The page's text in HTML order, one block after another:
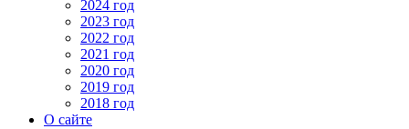
2024 год
2023 год
2022 год
2021 год
2020 год
2019 год
2018 год
О сайте